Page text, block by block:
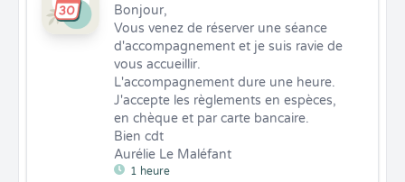
1 heure
Bonjour,
Vous venez de réserver une séance
d'accompagnement et je suis ravie de
vous accueillir.
L'accompagnement dure une heure.
J'accepte les règlements en espèces,
en chèque et par carte bancaire.
Bien cdt
Aurélie Le Maléfant